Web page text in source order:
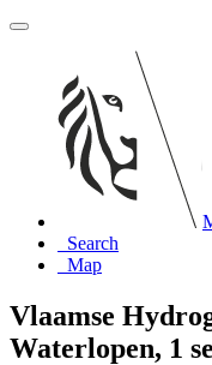
Search
Map
Vlaamse
Waterlopen, 1